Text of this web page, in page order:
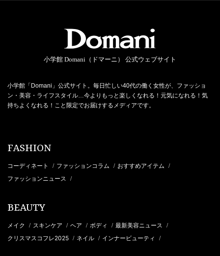
小学館 Domani（ドマーニ） 公式ウェブサイト
小学館「Domani」公式サイト。毎日忙しい40代の働く女性が、ファッショ
ン・美容・ライフスタイル…今よりもっと楽しくなれる！元気になれる！気
持ちよくなれる！こと限定でお届けするメディアです。
FASHION
コーディネート / ファッションコラム / おすすめアイテム /
ファッションニュース /
BEAUTY
メイク / スキンケア / ヘア / ボディ / 最新美容ニュース /
クリスマスコフレ2025 / ネイル / インナービューティ /